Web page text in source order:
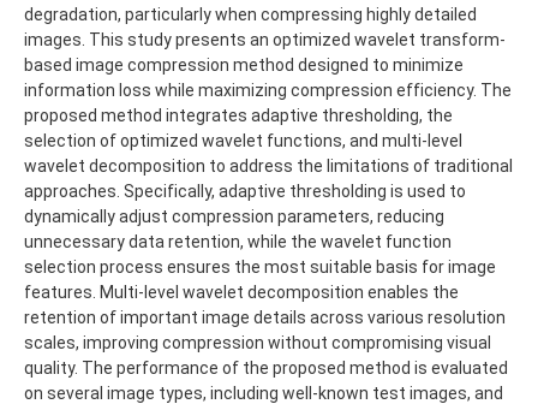
degradation, particularly when compressing highly detailed
images. This study presents an optimized wavelet transform-
based image compression method designed to minimize
information loss while maximizing compression efficiency. The
proposed method integrates adaptive thresholding, the
selection of optimized wavelet functions, and multi-level
wavelet decomposition to address the limitations of traditional
approaches. Specifically, adaptive thresholding is used to
dynamically adjust compression parameters, reducing
unnecessary data retention, while the wavelet function
selection process ensures the most suitable basis for image
features. Multi-level wavelet decomposition enables the
retention of important image details across various resolution
scales, improving compression without compromising visual
quality. The performance of the proposed method is evaluated
on several image types, including well-known test images, and